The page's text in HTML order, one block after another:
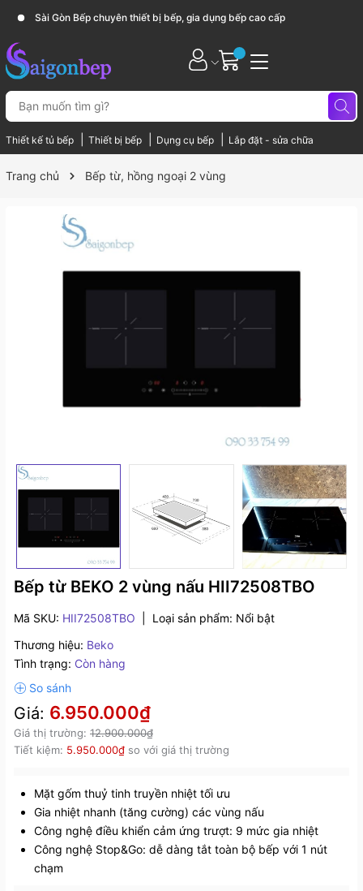
Sài Gòn Bếp chuyên thiết bị bếp, gia dụng bếp cao cấp
Thiết kế tủ bếp Thiết bị bếp Dụng cụ bếp Lắp đặt - sửa chữa
Trang chủ Bếp từ, hồng ngoại 2 vùng
Bếp từ BEKO 2 vùng nấu HII72508TBO
Mã SKU: HII72508TBO Loại sản phẩm: Nổi bật
Thương hiệu: Beko
Tình trạng: Còn hàng
Giá: 6.950.000₫
Giá thị trường: 12.900.000₫
Tiết kiệm: 5.950.000₫ so với giá thị trường
Mặt gốm thuỷ tinh truyền nhiệt tối ưu
Gia nhiệt nhanh (tăng cường) các vùng nấu
Công nghệ điều khiển cảm ứng trượt: 9 mức gia nhiệt
Công nghệ Stop&Go: dễ dàng tắt toàn bộ bếp với 1 nút
chạm